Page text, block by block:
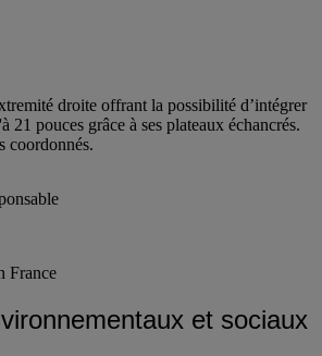
droite offrant la possibilité d’intégrer
21 pouces grâce à ses plateaux échancrés.
coordonnés.
France
et sociaux